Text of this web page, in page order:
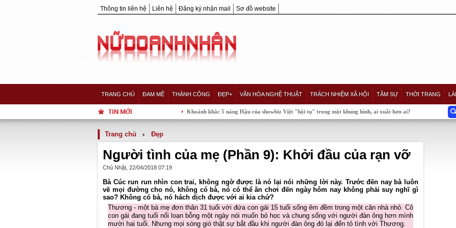
Thông tin liên hệ Liên hệ Đăng ký nhận mail Sơ đồ website
TRANG CHỦ ĐAM MÊ THÀNH CÔNG ĐẸP+ VĂN HÓA NGHỆ THUẬT TRÁCH NHIỆM XÃ HỘI TÂM SỰ THỜI TRANG
Khoảnh khắc 5 nàng Hậu của showbiz Việt "hội tụ" trong một khung hình, ai xuất hơn ai?
Trang chủ Đẹp
Người tình của mẹ (Phần 9): Khởi đầu của rạn vỡ
Chủ Nhật, 22/04/2018 07:19
Bà Cúc run run nhìn con trai, không ngờ được là nó lại nói những lời này. Trước đến nay bà luôn
vẽ mọi đường cho nó, không có bà, nó có thể ăn chơi đến ngày hôm nay không phải suy nghĩ gì
sao? Không có bà, nó hách dịch được với ai kia chứ?
Thương - một bà mẹ đơn thân 31 tuổi với đứa con gái 15 tuổi sống êm đềm trong một căn nhà nhỏ. Cô
con gái đang tuổi nổi loạn bỗng một ngày nói muốn bỏ học và chung sống với người đàn ông hơn mình
mười hai tuổi. Nhưng mọi sóng gió thật sự bắt đầu khi người đàn ông đó lại đến tỏ tình với Thương.